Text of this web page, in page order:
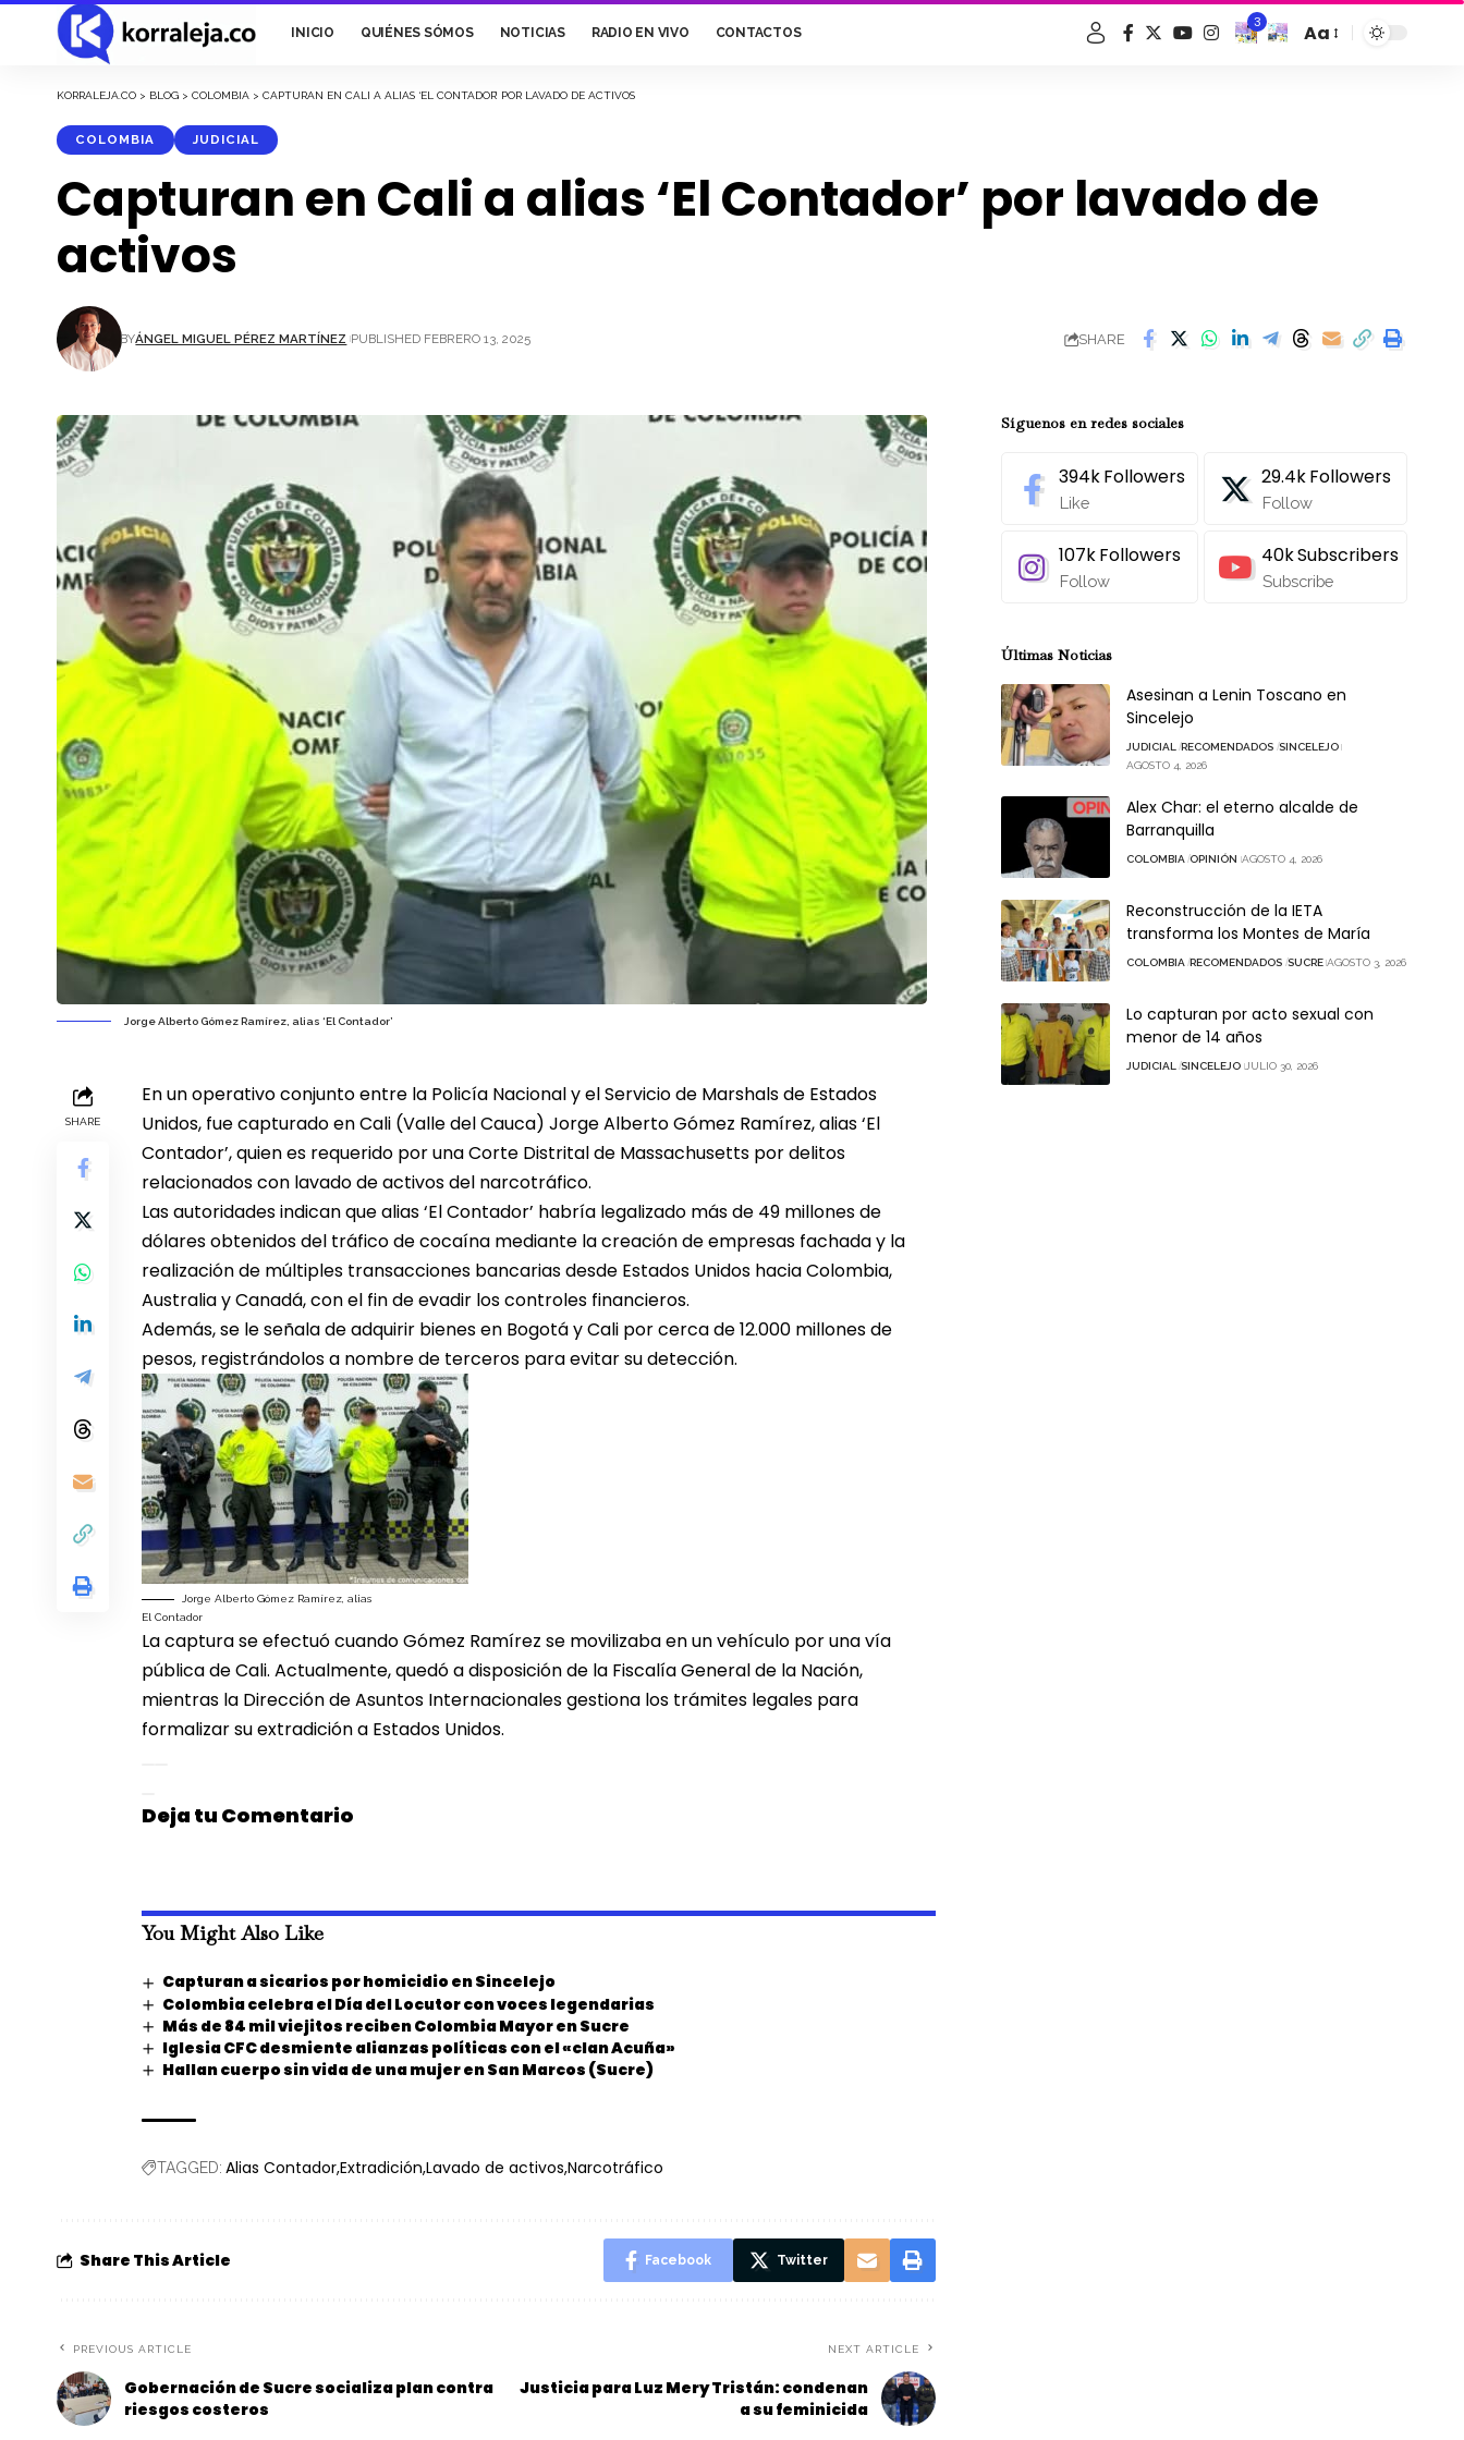
INICIO QUIÉNES SÓMOS NOTICIAS RADIO EN VIVO CONTACTOS
3
Font
Aa
KORRALEJA.CO > BLOG > COLOMBIA > CAPTURAN EN CALI A ALIAS ‘EL CONTADOR’ POR LAVADO DE ACTIVOS
COLOMBIA JUDICIAL
Capturan en Cali a alias ‘El Contador’ por lavado de
activos
BYÁNGEL MIGUEL PÉREZ MARTÍNEZ PUBLISHED FEBRERO 13, 2025 SHARE
Jorge Alberto Gómez Ramírez, alias ‘El Contador’
SHARE
En un operativo conjunto entre la Policía Nacional y el Servicio de Marshals de Estados
Unidos, fue capturado en Cali (Valle del Cauca) Jorge Alberto Gómez Ramírez, alias ‘El
Contador’, quien es requerido por una Corte Distrital de Massachusetts por delitos
relacionados con lavado de activos del narcotráfico.
Las autoridades indican que alias ‘El Contador’ habría legalizado más de 49 millones de
dólares obtenidos del tráfico de cocaína mediante la creación de empresas fachada y la
realización de múltiples transacciones bancarias desde Estados Unidos hacia Colombia,
Australia y Canadá, con el fin de evadir los controles financieros.
Además, se le señala de adquirir bienes en Bogotá y Cali por cerca de 12.000 millones de
pesos, registrándolos a nombre de terceros para evitar su detección.
Jorge Alberto Gómez Ramírez, alias
El Contador
La captura se efectuó cuando Gómez Ramírez se movilizaba en un vehículo por una vía
pública de Cali. Actualmente, quedó a disposición de la Fiscalía General de la Nación,
mientras la Dirección de Asuntos Internacionales gestiona los trámites legales para
formalizar su extradición a Estados Unidos.
Deja tu Comentario
You Might Also Like
Capturan a sicarios por homicidio en Sincelejo
Colombia celebra el Día del Locutor con voces legendarias
Más de 84 mil viejitos reciben Colombia Mayor en Sucre
Iglesia CFC desmiente alianzas políticas con el «clan Acuña»
Hallan cuerpo sin vida de una mujer en San Marcos (Sucre)
TAGGED: Alias ContadorExtradición Lavado de activos Narcotráfico
Share This Article Facebook Twitter
PREVIOUS ARTICLE
Gobernación de Sucre socializa plan contra
riesgos costeros
NEXT ARTICLE
Justicia para Luz Mery Tristán: condenan
a su feminicida
Síguenos en redes sociales
394kFollowers
Like
29.4kFollowers
Follow
107kFollowers
Follow
40kSubscribers
Subscribe
Últimas Noticias
Asesinan a Lenin Toscano en
Sincelejo
JUDICIAL RECOMENDADOS SINCELEJO
AGOSTO 4, 2026
Alex Char: el eterno alcalde de
Barranquilla
COLOMBIA OPINIÓN AGOSTO 4, 2026
Reconstrucción de la IETA
transforma los Montes de María
COLOMBIA RECOMENDADOS SUCRE AGOSTO 3, 2026
Lo capturan por acto sexual con
menor de 14 años
JUDICIAL SINCELEJO JULIO 30, 2026